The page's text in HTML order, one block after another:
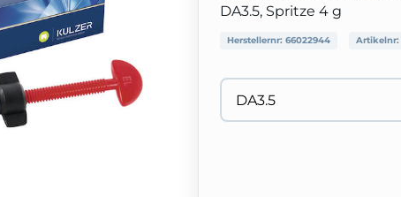
DA3.5, Spritze 4 g
Herstellernr: 66022944 Artikelnr: